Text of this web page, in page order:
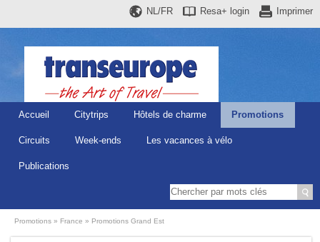
Imprimer
Resa+ login
NL/FR
Accueil Citytrips Hôtels de charme Promotions
Circuits Week-ends Les vacances à vélo
Publications
Promotions France Promotions Grand Est